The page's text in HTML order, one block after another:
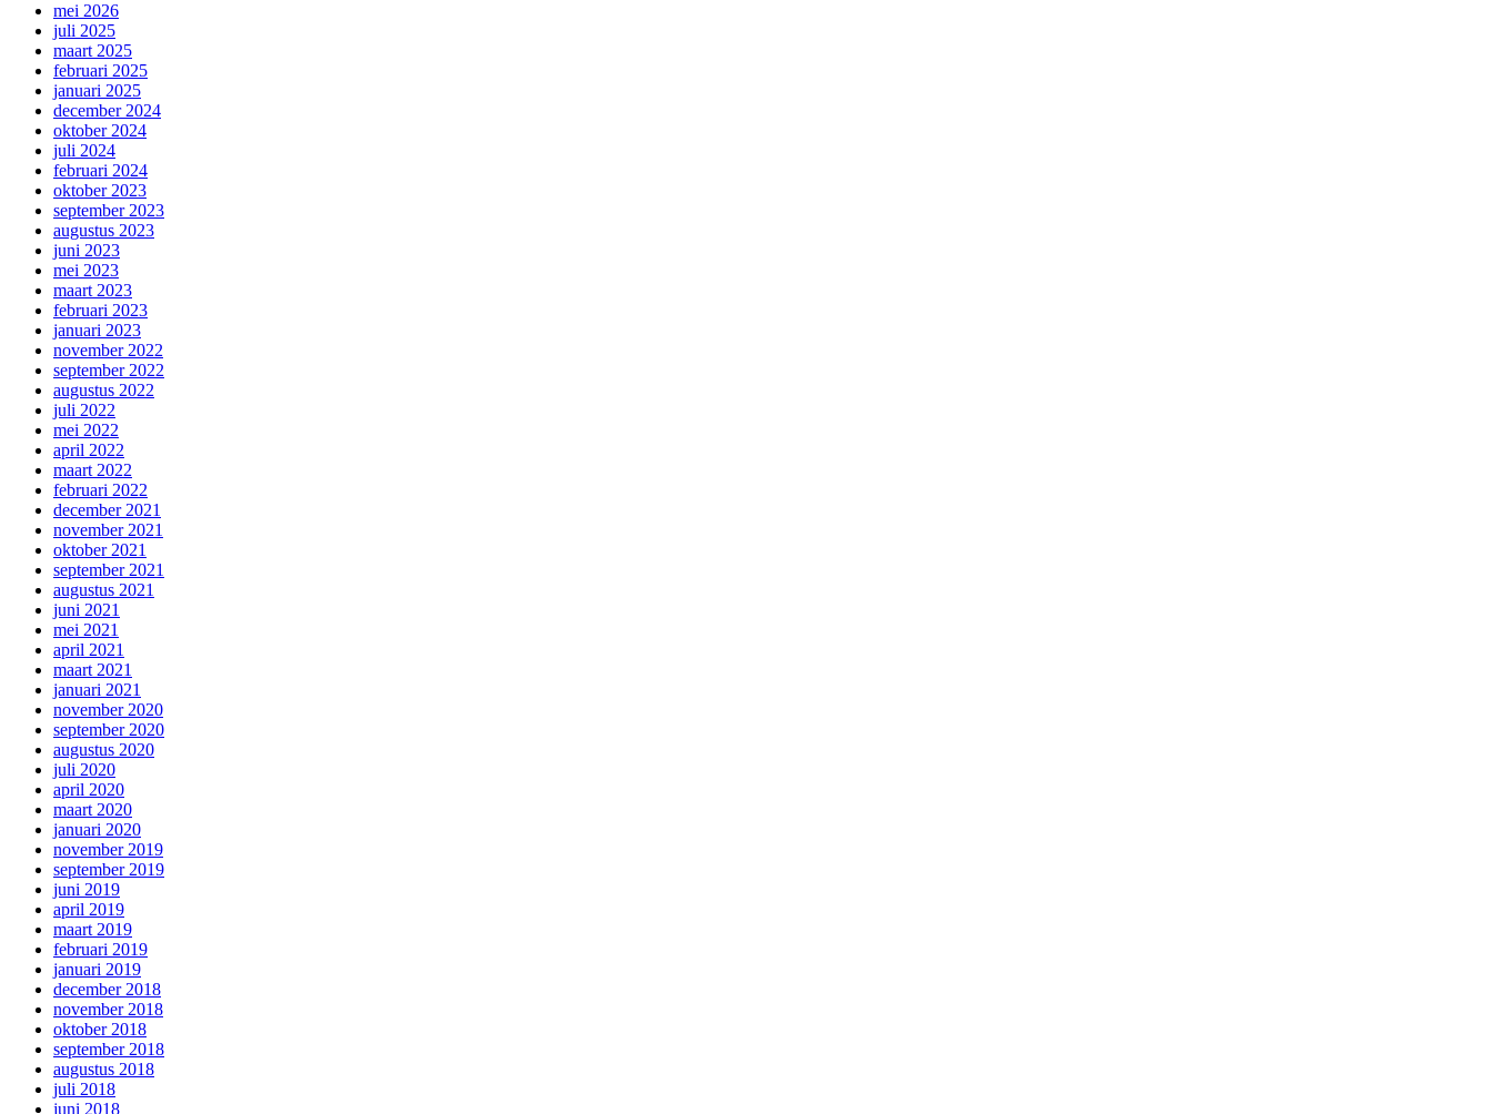
mei 2026
juli 2025
maart 2025
februari 2025
januari 2025
december 2024
oktober 2024
juli 2024
februari 2024
oktober 2023
september 2023
augustus 2023
juni 2023
mei 2023
maart 2023
februari 2023
januari 2023
november 2022
september 2022
augustus 2022
juli 2022
mei 2022
april 2022
maart 2022
februari 2022
december 2021
november 2021
oktober 2021
september 2021
augustus 2021
juni 2021
mei 2021
april 2021
maart 2021
januari 2021
november 2020
september 2020
augustus 2020
juli 2020
april 2020
maart 2020
januari 2020
november 2019
september 2019
juni 2019
april 2019
maart 2019
februari 2019
januari 2019
december 2018
november 2018
oktober 2018
september 2018
augustus 2018
juli 2018
juni 2018